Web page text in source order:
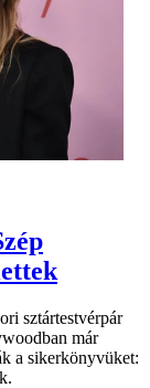
sztártestvérpár
már
a sikerkönyvüket: